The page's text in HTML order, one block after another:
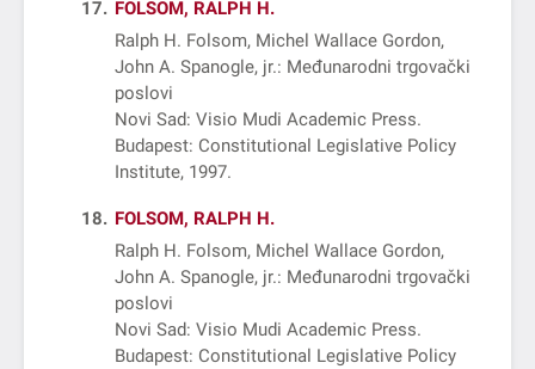
17
FOLSOM, RALPH H.
Ralph H. Folsom, Michel Wallace Gordon,
John A. Spanogle, jr.: Međunarodni trgovački
poslovi
Novi Sad: Visio Mudi Academic Press
Budapest: Constitutional Legislative Policy
Institute, 1997
18
FOLSOM, RALPH H.
Ralph H. Folsom, Michel Wallace Gordon,
John A. Spanogle, jr.: Međunarodni trgovački
poslovi
Novi Sad: Visio Mudi Academic Press
Budapest: Constitutional Legislative Policy